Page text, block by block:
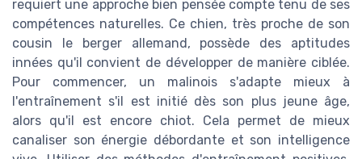
requiert une approche bien pensée compte tenu de ses
compétences naturelles. Ce chien, très proche de son
cousin le berger allemand, possède des aptitudes
innées qu'il convient de développer de manière ciblée.
Pour commencer, un malinois s'adapte mieux à
l'entraînement s'il est initié dès son plus jeune âge,
alors qu'il est encore chiot. Cela permet de mieux
canaliser son énergie débordante et son intelligence